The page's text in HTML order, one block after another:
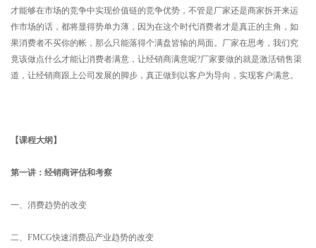
才能够在市场的竞争中实现价值链的竞争优势，不管是厂家还是商家拆开来运
作市场的话，都将显得势单力薄，因为在这个时代消费者才是真正的主角，如
果消费者不买你的帐，那么只能落得个满盘皆输的局面。厂家在思考，我们究
竟该做点什么才能让消费者满意，让经销商满意呢?厂家要做的就是激活销售渠
道，让经销商跟上公司发展的脚步，真正做到以客户为导向，实现客户满意。
【课程大纲】
第一讲：经销商评估和考察
一、消费趋势的改变
二、FMCG快速消费品产业趋势的改变